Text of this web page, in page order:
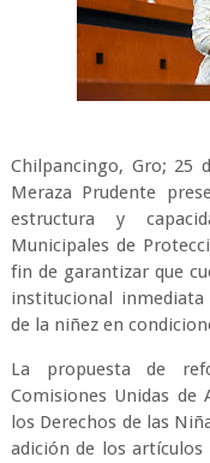
Chilpancingo, Gro; 25
Meraza Prudente
estructura y
Municipales de
fin de garantizar que
institucional
de la niñez en
La propuesta de
Comisiones Unidas de
los Derechos de las
adición de los artículos